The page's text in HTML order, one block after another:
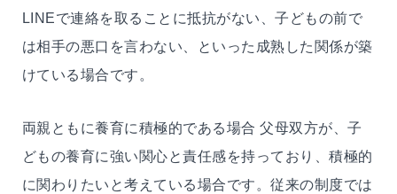
LINEで連絡を取ることに抵抗がない、子どもの前で
は相手の悪口を言わない、といった成熟した関係が築
けている場合です。
両親ともに養育に積極的である場合 父母双方が、子
どもの養育に強い関心と責任感を持っており、積極的
に関わりたいと考えている場合です。従来の制度では